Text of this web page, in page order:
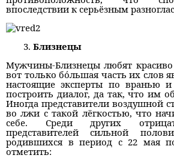
впоследствии к серьёзным
Близнецы
Мужчины-Близнецы любят
вот только бо́льшая часть их слов
настоящие эксперты по вранью и
построить диалог, да так, что им
Иногда представители воздушной
во лжи с такой лёгкостью, что
себе. Среди других
представителей сильной
родившихся в период с 22 мая
отметить: